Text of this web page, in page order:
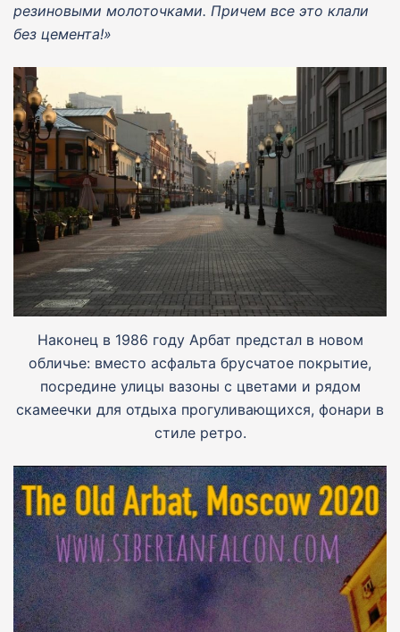
резиновыми молоточками. Причем все это клали
без цемента!»
Наконец в 1986 году Арбат предстал в новом
обличье: вместо асфальта брусчатое покрытие,
посредине улицы вазоны с цветами и рядом
скамеечки для отдыха прогуливающихся, фонари в
стиле ретро.